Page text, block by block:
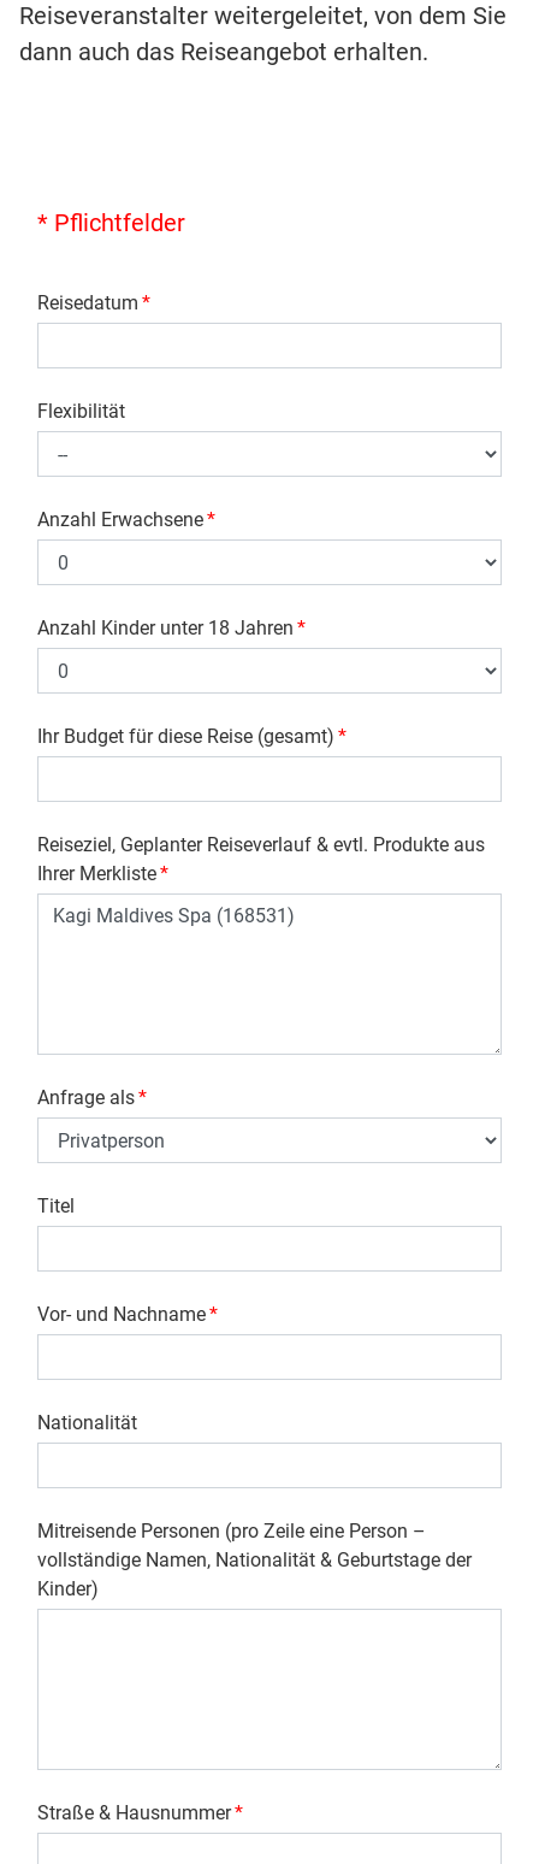
Reiseveranstalter weitergeleitet, von dem Sie
dann auch das Reiseangebot erhalten.
* Pflichtfelder
Reisedatum *
Flexibilität
Anzahl Erwachsene*
Anzahl Kinder unter 18 Jahren *
Ihr Budget für diese Reise (gesamt) *
Reiseziel, Geplanter Reiseverlauf & evtl. Produkte aus
Ihrer Merkliste*
Anfrage als*
Titel
Vor- und Nachname*
Nationalität
Mitreisende Personen (pro Zeile eine Person –
vollständige Namen, Nationalität & Geburtstage der
Kinder)
Straße & Hausnummer*